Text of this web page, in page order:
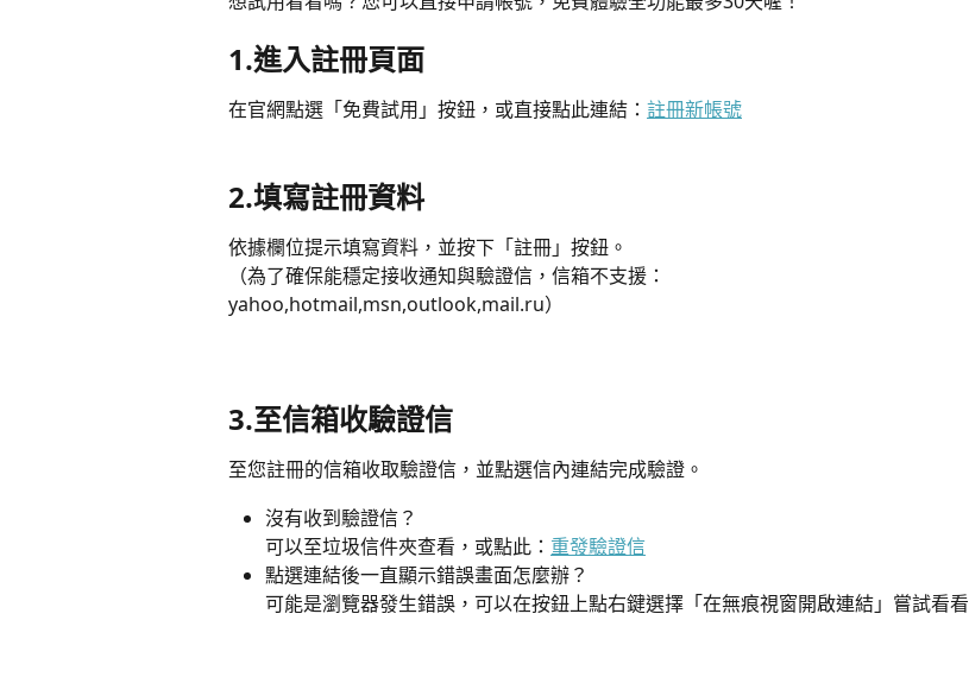
1.進入註冊頁面
在官網點選「免費試用」按鈕，或直接點此連結： 註冊新帳號
2.填寫註冊資料
依據欄位提示填寫資料，並按下「註冊」按鈕。
（為了確保能穩定接收通知與驗證信，信箱不支援：
yahoo,hotmail,msn,outlook,mail.ru）
3.至信箱收驗證信
至您註冊的信箱收取驗證信，並點選信內連結完成驗證。
沒有收到驗證信？
可以至垃圾信件夾查看，或點此： 重發驗證信
點選連結後一直顯示錯誤畫面怎麼辦？
可能是瀏覽器發生錯誤，可以在按鈕上點右鍵選擇「在無痕視窗開啟連結」嘗試看看